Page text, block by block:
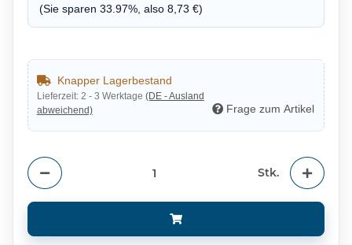
(Sie sparen 33.97%, also 8,73 €)
Knapper Lagerbestand
Lieferzeit: 2 - 3 Werktage (DE - Ausland
abweichend)
Frage zum Artikel
Stk.